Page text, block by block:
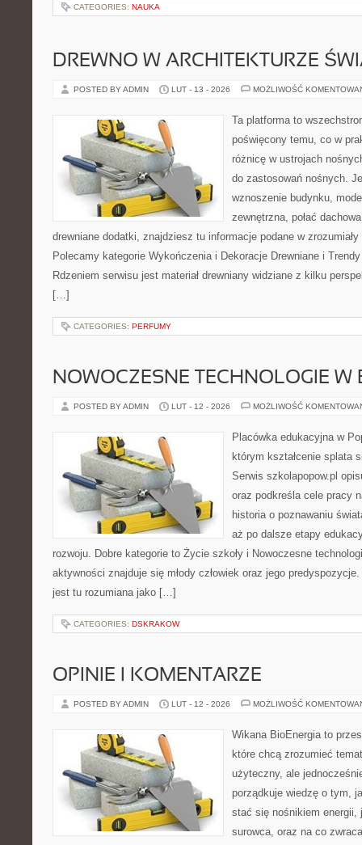
CATEGORIES: NAUKA
DREWNO W ARCHITEKTURZE
POSTED BY ADMIN LUT - 13 - 2026 MOŻLIWOŚĆ
Ta platforma to
poświęcony temu, co w
różnicę w ustrojach
do zastosowań nośnych.
wznoszenie budynku,
zewnętrzna, połać
drewniane dodatki, znajdziesz tu informacje podane w
Polecamy kategorie Wykończenia i Dekoracje Drewniane i
Rdzeniem serwisu jest materiał drewniany widziane z kilku
[…]
CATEGORIES: PERFUMY
NOWOCZESNE TECHNOLOGIE W
POSTED BY ADMIN LUT - 12 - 2026 MOŻLIWOŚĆ
Placówka edukacyjna w
którym kształcenie splata
Serwis szkolapopow.pl
oraz podkreśla cele pracy
historia o poznawaniu
aż po dalsze etapy
rozwoju. Dobre kategorie to Życie szkoły i Nowoczesne
aktywności znajduje się młody człowiek oraz jego
jest tu rozumiana jako […]
CATEGORIES: DSKRAKOW
OPINIE I KOMENTARZE
POSTED BY ADMIN LUT - 12 - 2026 MOŻLIWOŚĆ
Wikana BioEnergia to
które chcą zrozumieć
użyteczny, ale
porządkuje wiedzę o tym,
stać się nośnikiem energii,
surowca, oraz na co